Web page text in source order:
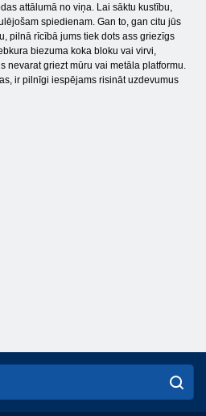
attālumā no viņa. Lai sāktu kustību,
spiedienam. Gan to, gan citu jūs
pilnā rīcībā jums tiek dots ass griezīgs
biezuma koka bloku vai virvi,
nevarat griezt mūru vai metāla platformu.
ir pilnīgi iespējams risināt uzdevumus